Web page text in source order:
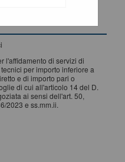
l'affidamento di servizi di
per importo inferiore a
e di importo pari o
di cui all'articolo 14 del D.
ai sensi dell'art. 50,
2023 e ss.mm.ii.